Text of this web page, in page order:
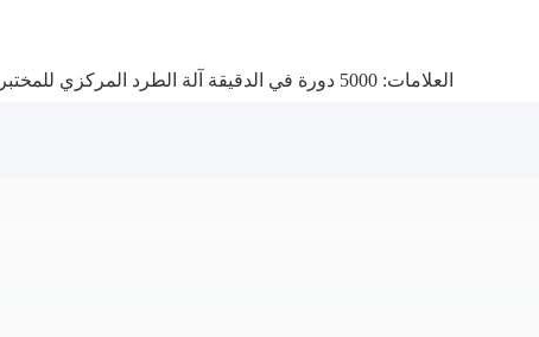
العلامات: 5000 دورة في الدقيقة آلة الطرد المركزي للمختبر